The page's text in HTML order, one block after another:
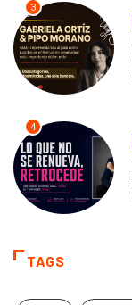
3
4
TAGS